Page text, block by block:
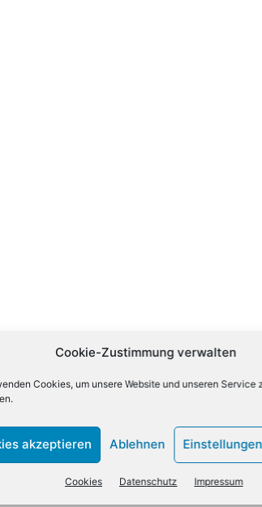
Cookie-Zustimmung verwalten
Cookies, um unsere Website und unseren Service
akzeptieren Ablehnen
Cookies Datenschutz Impressum